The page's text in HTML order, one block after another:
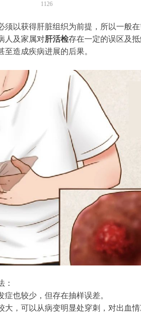
以获得肝脏组织为前提，所以一般
人及家属对肝活检存在一定的误区及
造成疾病进展的后果。
：
症也较少，但存在抽样误差。
大，可以从病变明显处穿刺，对出血
1126